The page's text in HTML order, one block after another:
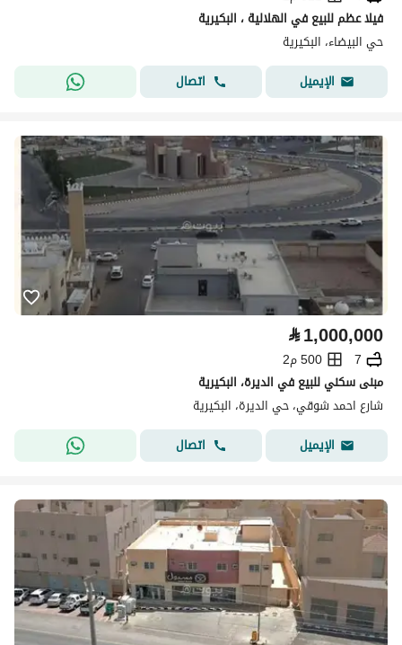
فيلا عظم للبيع في الهلالية ، البكيرية
حي البيضاء، البكيرية
الإيميل
اتصال
⃁1,000,000
7
500 م2
مبنى سكني للبيع في الديرة، البكيرية
شارع احمد شوقي، حي الديرة، البكيرية
الإيميل
اتصال